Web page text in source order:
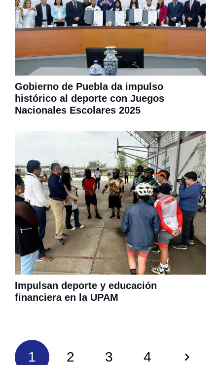
Gobierno de Puebla da impulso
histórico al deporte con Juegos
Nacionales Escolares 2025
Impulsan deporte y educación
financiera en la UPAM
1 2 3 4